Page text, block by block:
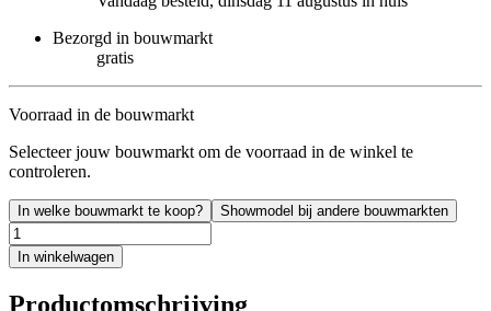
Bezorgd in bouwmarkt
gratis
Voorraad in de bouwmarkt
Selecteer jouw bouwmarkt om de voorraad in de winkel te
controleren.
In welke bouwmarkt te koop? Showmodel bij andere bouwmarkten
In winkelwagen
Productomschrijving